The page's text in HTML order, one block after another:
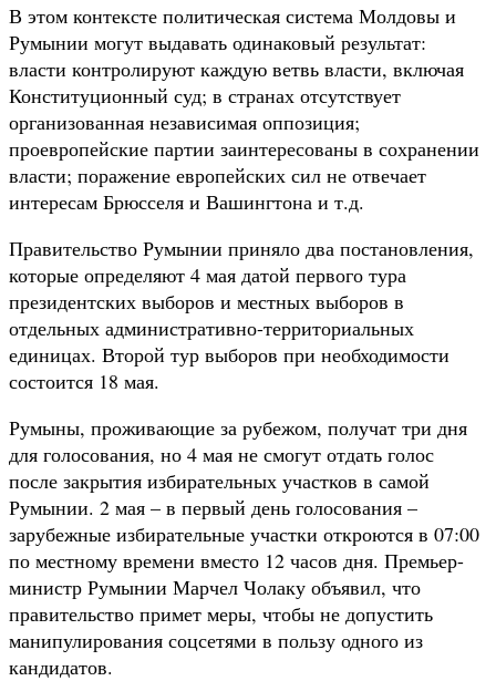
В этом контексте политическая система Молдовы и
Румынии могут выдавать одинаковый результат:
власти контролируют каждую ветвь власти, включая
Конституционный суд; в странах отсутствует
организованная независимая оппозиция;
проевропейские партии заинтересованы в сохранении
власти; поражение европейских сил не отвечает
интересам Брюсселя и Вашингтона и т.д.
Правительство Румынии приняло два постановления,
которые определяют 4 мая датой первого тура
президентских выборов и местных выборов в
отдельных административно-территориальных
единицах. Второй тур выборов при необходимости
состоится 18 мая.
Румыны, проживающие за рубежом, получат три дня
для голосования, но 4 мая не смогут отдать голос
после закрытия избирательных участков в самой
Румынии. 2 мая – в первый день голосования –
зарубежные избирательные участки откроются в 07:00
по местному времени вместо 12 часов дня. Премьер-
министр Румынии Марчел Чолаку объявил, что
правительство примет меры, чтобы не допустить
манипулирования соцсетями в пользу одного из
кандидатов.